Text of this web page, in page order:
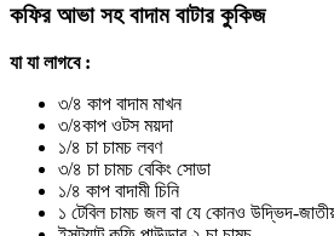
কফির আভা সহ বাদাম বাটার কুকিজ
যা যা লাগবে :
৩/৪ কাপ বাদাম মাখন
৩/৪কাপ ওটস ময়দা
১/৪ চা চামচ লবণ
৩/৪ চা চামচ বেকিং সোডা
১/৪ কাপ বাদামী চিনি
১ টেবিল চামচ জল বা যে কোনও উদ্ভিদ-